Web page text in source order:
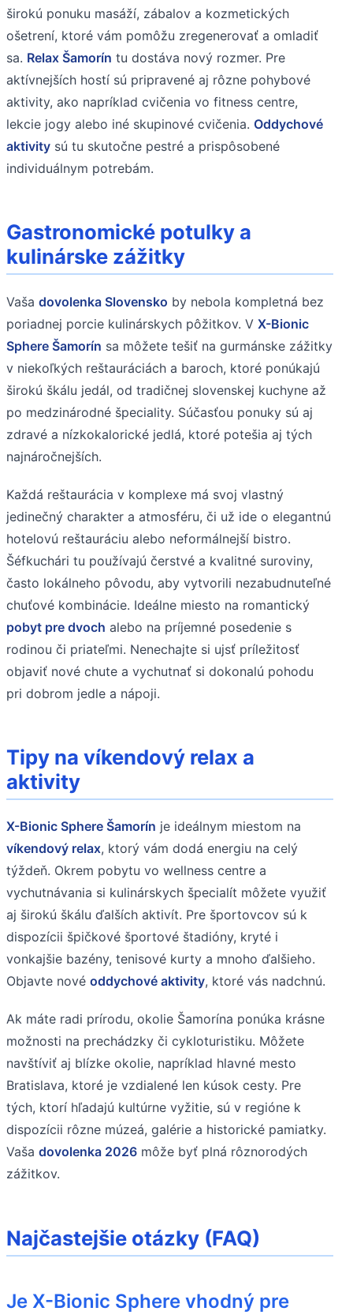
širokú ponuku masáží, zábalov a kozmetických
ošetrení, ktoré vám pomôžu zregenerovať a omladiť
sa. Relax Šamorín tu dostáva nový rozmer. Pre
aktívnejších hostí sú pripravené aj rôzne pohybové
aktivity, ako napríklad cvičenia vo fitness centre,
lekcie jogy alebo iné skupinové cvičenia. Oddychové
aktivity sú tu skutočne pestré a prispôsobené
individuálnym potrebám.
Gastronomické potulky a
kulinárske zážitky
Vaša dovolenka Slovensko by nebola kompletná bez
poriadnej porcie kulinárskych pôžitkov. V X-Bionic
Sphere Šamorín sa môžete tešiť na gurmánske zážitky
v niekoľkých reštauráciách a baroch, ktoré ponúkajú
širokú škálu jedál, od tradičnej slovenskej kuchyne až
po medzinárodné špeciality. Súčasťou ponuky sú aj
zdravé a nízkokalorické jedlá, ktoré potešia aj tých
najnáročnejších.
Každá reštaurácia v komplexe má svoj vlastný
jedinečný charakter a atmosféru, či už ide o elegantnú
hotelovú reštauráciu alebo neformálnejší bistro.
Šéfkuchári tu používajú čerstvé a kvalitné suroviny,
často lokálneho pôvodu, aby vytvorili nezabudnuteľné
chuťové kombinácie. Ideálne miesto na romantický
pobyt pre dvoch alebo na príjemné posedenie s
rodinou či priateľmi. Nenechajte si ujsť príležitosť
objaviť nové chute a vychutnať si dokonalú pohodu
pri dobrom jedle a nápoji.
Tipy na víkendový relax a
aktivity
X-Bionic Sphere Šamorín je ideálnym miestom na
víkendový relax, ktorý vám dodá energiu na celý
týždeň. Okrem pobytu vo wellness centre a
vychutnávania si kulinárskych špecialít môžete využiť
aj širokú škálu ďalších aktivít. Pre športovcov sú k
dispozícii špičkové športové štadióny, kryté i
vonkajšie bazény, tenisové kurty a mnoho ďalšieho.
Objavte nové oddychové aktivity, ktoré vás nadchnú.
Ak máte radi prírodu, okolie Šamorína ponúka krásne
možnosti na prechádzky či cykloturistiku. Môžete
navštíviť aj blízke okolie, napríklad hlavné mesto
Bratislava, ktoré je vzdialené len kúsok cesty. Pre
tých, ktorí hľadajú kultúrne vyžitie, sú v regióne k
dispozícii rôzne múzeá, galérie a historické pamiatky.
Vaša dovolenka 2026 môže byť plná rôznorodých
zážitkov.
Najčastejšie otázky (FAQ)
Je X-Bionic Sphere vhodný pre